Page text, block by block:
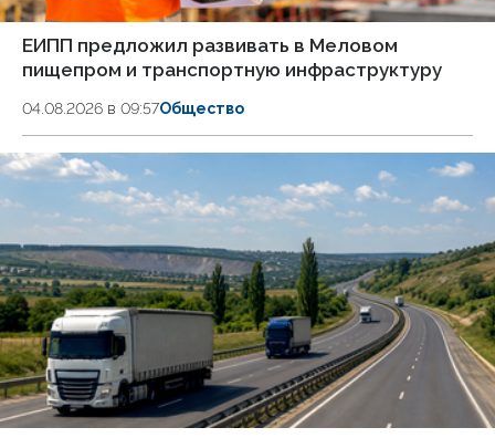
ЕИПП предложил развивать в Меловом
пищепром и транспортную инфраструктуру
04.08.2026 в 09:57Общество